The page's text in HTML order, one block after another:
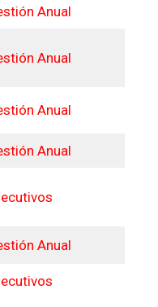
Anual
Anual
Anual
Anual
Anual